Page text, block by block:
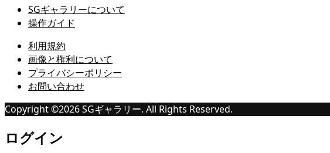
SGギャラリーについて
操作ガイド
利用規約
画像と権利について
プライバシーポリシー
お問い合わせ
Copyright ©2026SGギャラリー. All Rights Reserved.
ログイン